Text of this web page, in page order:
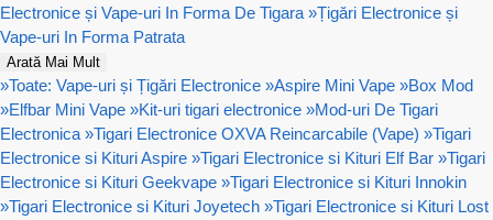
Electronice și Vape-uri In Forma De Tigara »Țigări Electronice și
Vape-uri In Forma Patrata
Arată Mai Mult
»Toate: Vape-uri și Țigări Electronice »Aspire Mini Vape »Box Mod
»Elfbar Mini Vape »Kit-uri tigari electronice »Mod-uri De Tigari
Electronica »Tigari Electronice OXVA Reincarcabile (Vape) »Tigari
Electronice si Kituri Aspire »Tigari Electronice si Kituri Elf Bar »Tigari
Electronice si Kituri Geekvape »Tigari Electronice si Kituri Innokin
»Tigari Electronice si Kituri Joyetech »Tigari Electronice si Kituri Lost